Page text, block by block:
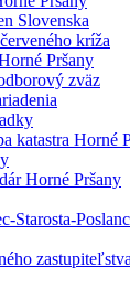
Slovenska
kríža
Pršany
zväz
katastra Horné
Horné Pršany
Starosta-
zastupiteľstva